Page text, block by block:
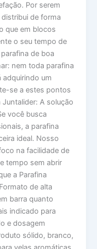
Por serem
de forma
que em blocos
o seu tempo de
de boa
nem toda parafina
adquirindo um
se a estes pontos
A solução
você busca
a parafina
ideal. Nosso
na facilidade de
tempo sem abrir
a Parafina
de alta
barra quanto
indicado para
e dosagem
sólido, branco,